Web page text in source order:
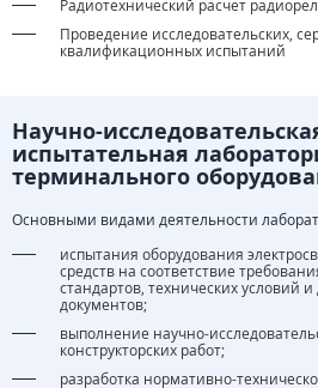
Радиотехнический расчет
Проведение исследовательских,
квалификационных испытаний
Научно-
испытательная
терминального
Основными видами деятельности
испытания оборудования
средств на соответствие
стандартов, технических условий
документов;
выполнение научно-
конструкторских работ;
разработка нормативно-